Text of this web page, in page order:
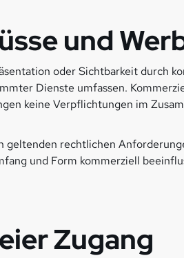
und
oder Sichtbarkeit durch
Dienste umfassen.
keine Verpflichtungen im
rechtlichen
und Form kommerziell
Zugang